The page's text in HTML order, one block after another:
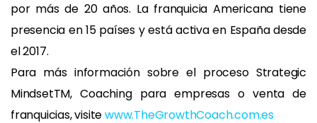
por más de 20 años. La franquicia Americana tiene
presencia en 15 países y está activa en España desde
el 2017.
Para más información sobre el proceso Strategic
MindsetTM, Coaching para empresas o venta de
franquicias, visitewww.TheGrowthCoach.com.es